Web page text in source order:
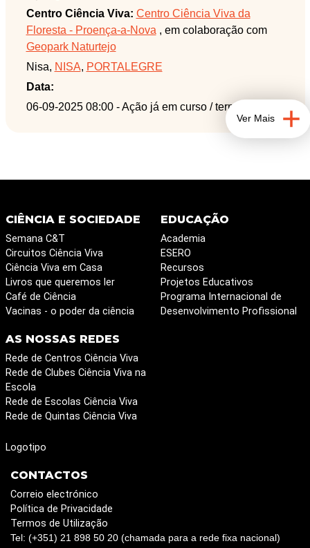
Centro Ciência Viva: Centro Ciência Viva da
Floresta - Proença-a-Nova , em colaboração com
Geopark Naturtejo
Nisa, NISA, PORTALEGRE
Data:
06-09-2025 08:00 - Ação já em curso / terminada
Ver Mais
CIÊNCIA E SOCIEDADE
Semana C&T
Circuitos Ciência Viva
Ciência Viva em Casa
Livros que queremos ler
Café de Ciência
Vacinas - o poder da ciência
EDUCAÇÃO
Academia
ESERO
Recursos
Projetos Educativos
Programa Internacional de
Desenvolvimento Profissional
AS NOSSAS REDES
Rede de Centros Ciência Viva
Rede de Clubes Ciência Viva na
Escola
Rede de Escolas Ciência Viva
Rede de Quintas Ciência Viva
Logotipo
CONTACTOS
Correio electrónico
Política de Privacidade
Termos de Utilização
Tel: (+351) 21 898 50 20 (chamada para a rede fixa nacional)